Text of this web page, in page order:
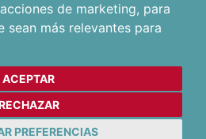
de marketing, para
sean más relevantes para
ACEPTAR
PREFERENCIAS